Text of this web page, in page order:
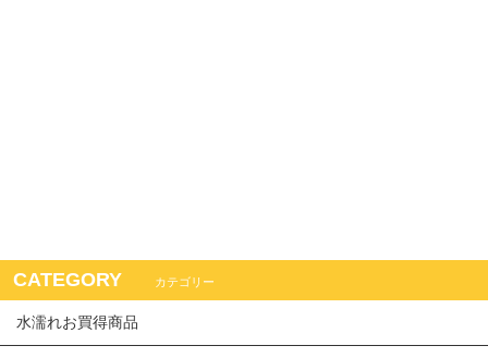
CATEGORY カテゴリー
水濡れお買得商品